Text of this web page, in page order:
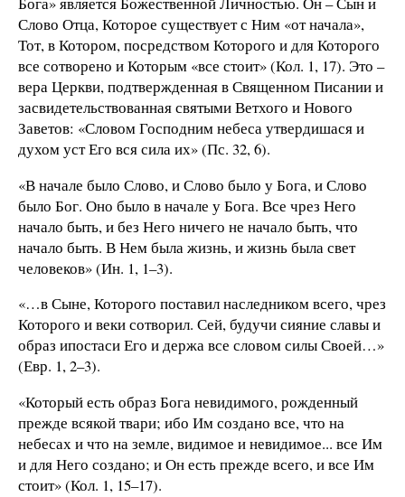
Слово Отца, Которое существует с Ним «от начала»,
Тот, в Котором, посредством Которого и для Которого
все сотворено и Которым «все стоит» (Кол. 1, 17). Это –
вера Церкви, подтвержденная в Священном Писании и
засвидетельствованная святыми Ветхого и Нового
Заветов: «Словом Господним небеса утвердишася и
духом уст Его вся сила их» (Пс. 32, 6).
«В начале было Слово, и Слово было у Бога, и Слово
было Бог. Оно было в начале у Бога. Все чрез Него
начало быть, и без Него ничего не начало быть, что
начало быть. В Нем была жизнь, и жизнь была свет
человеков» (Ин. 1, 1–3).
«…в Сыне, Которого поставил наследником всего, чрез
Которого и веки сотворил. Сей, будучи сияние славы и
образ ипостаси Его и держа все словом силы Своей…»
(Евр. 1, 2–3).
«Который есть образ Бога невидимого, рожденный
прежде всякой твари; ибо Им создано все, что на
небесах и что на земле, видимое и невидимое... все Им
и для Него создано; и Он есть прежде всего, и все Им
стоит» (Кол. 1, 15–17).